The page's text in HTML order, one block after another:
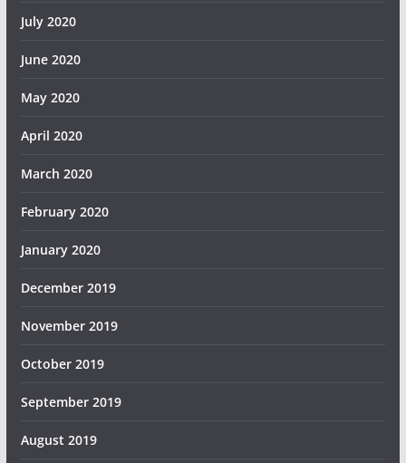
July 2020
June 2020
May 2020
April 2020
March 2020
February 2020
January 2020
December 2019
November 2019
October 2019
September 2019
August 2019